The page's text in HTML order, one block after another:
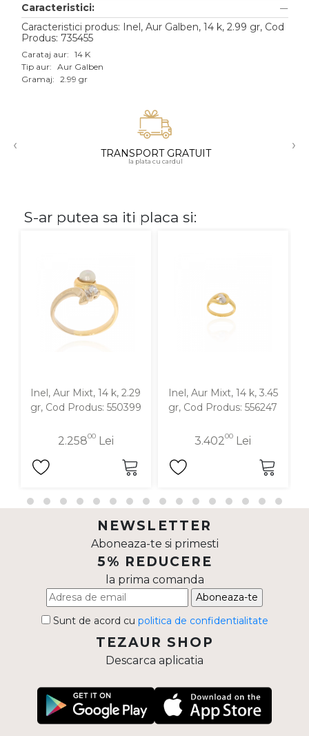
Aur alb
Aur roz
Aur mixt
18K
Caracteristici:
Caracteristici produs: Inel, Aur Galben, 14 k, 2.99 gr, Cod
Produs: 735455
Carataj aur: 14 K
Tip aur: Aur Galben
Gramaj: 2.99 gr
‹ TRANSPORT GRATUIT
la plata cu cardul
›
S-ar putea sa iti placa si:
Inel, Aur Mixt, 14 k, 2.29
gr, Cod Produs: 550399
2.25800Lei
Inel, Aur Mixt, 14 k, 3.45
gr, Cod Produs: 556247
3.40200 Lei
NEWSLETTER
Aboneaza-te si primesti
5% REDUCERE
la prima comanda
Aboneaza-te
Sunt de acord cu politica de confidentialitate
TEZAUR SHOP
Descarca aplicatia